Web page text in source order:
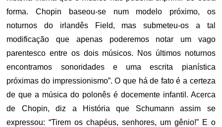
forma. Chopin baseou-se num modelo próximo, os
noturnos do irlandês Field, mas submeteu-os a tal
modificação que apenas poderemos notar um vago
parentesco entre os dois músicos. Nos últimos noturnos
encontramos sonoridades e uma escrita pianística
próximas do impressionismo”. O que há de fato é a certeza
de que a música do polonês é docemente infantil. Acerca
de Chopin, diz a História que Schumann assim se
expressou: “Tirem os chapéus, senhores, um gênio!” E o